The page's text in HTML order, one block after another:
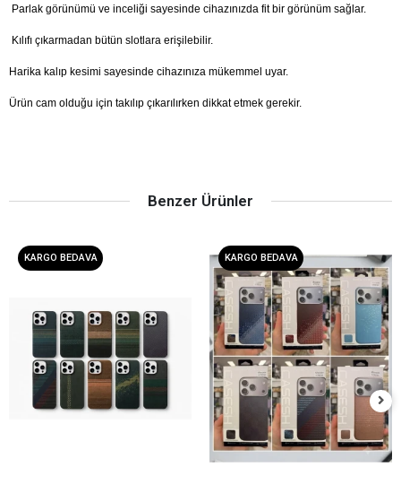
Parlak görünümü ve inceliği sayesinde cihazınızda fit bir görünüm sağlar.
Kılıfı çıkarmadan bütün slotlara erişilebilir.
Harika kalıp kesimi sayesinde cihazınıza mükemmel uyar.
Ürün cam olduğu için takılıp çıkarılırken dikkat etmek gerekir.
Benzer Ürünler
KARGO BEDAVA KARGO BEDAVA